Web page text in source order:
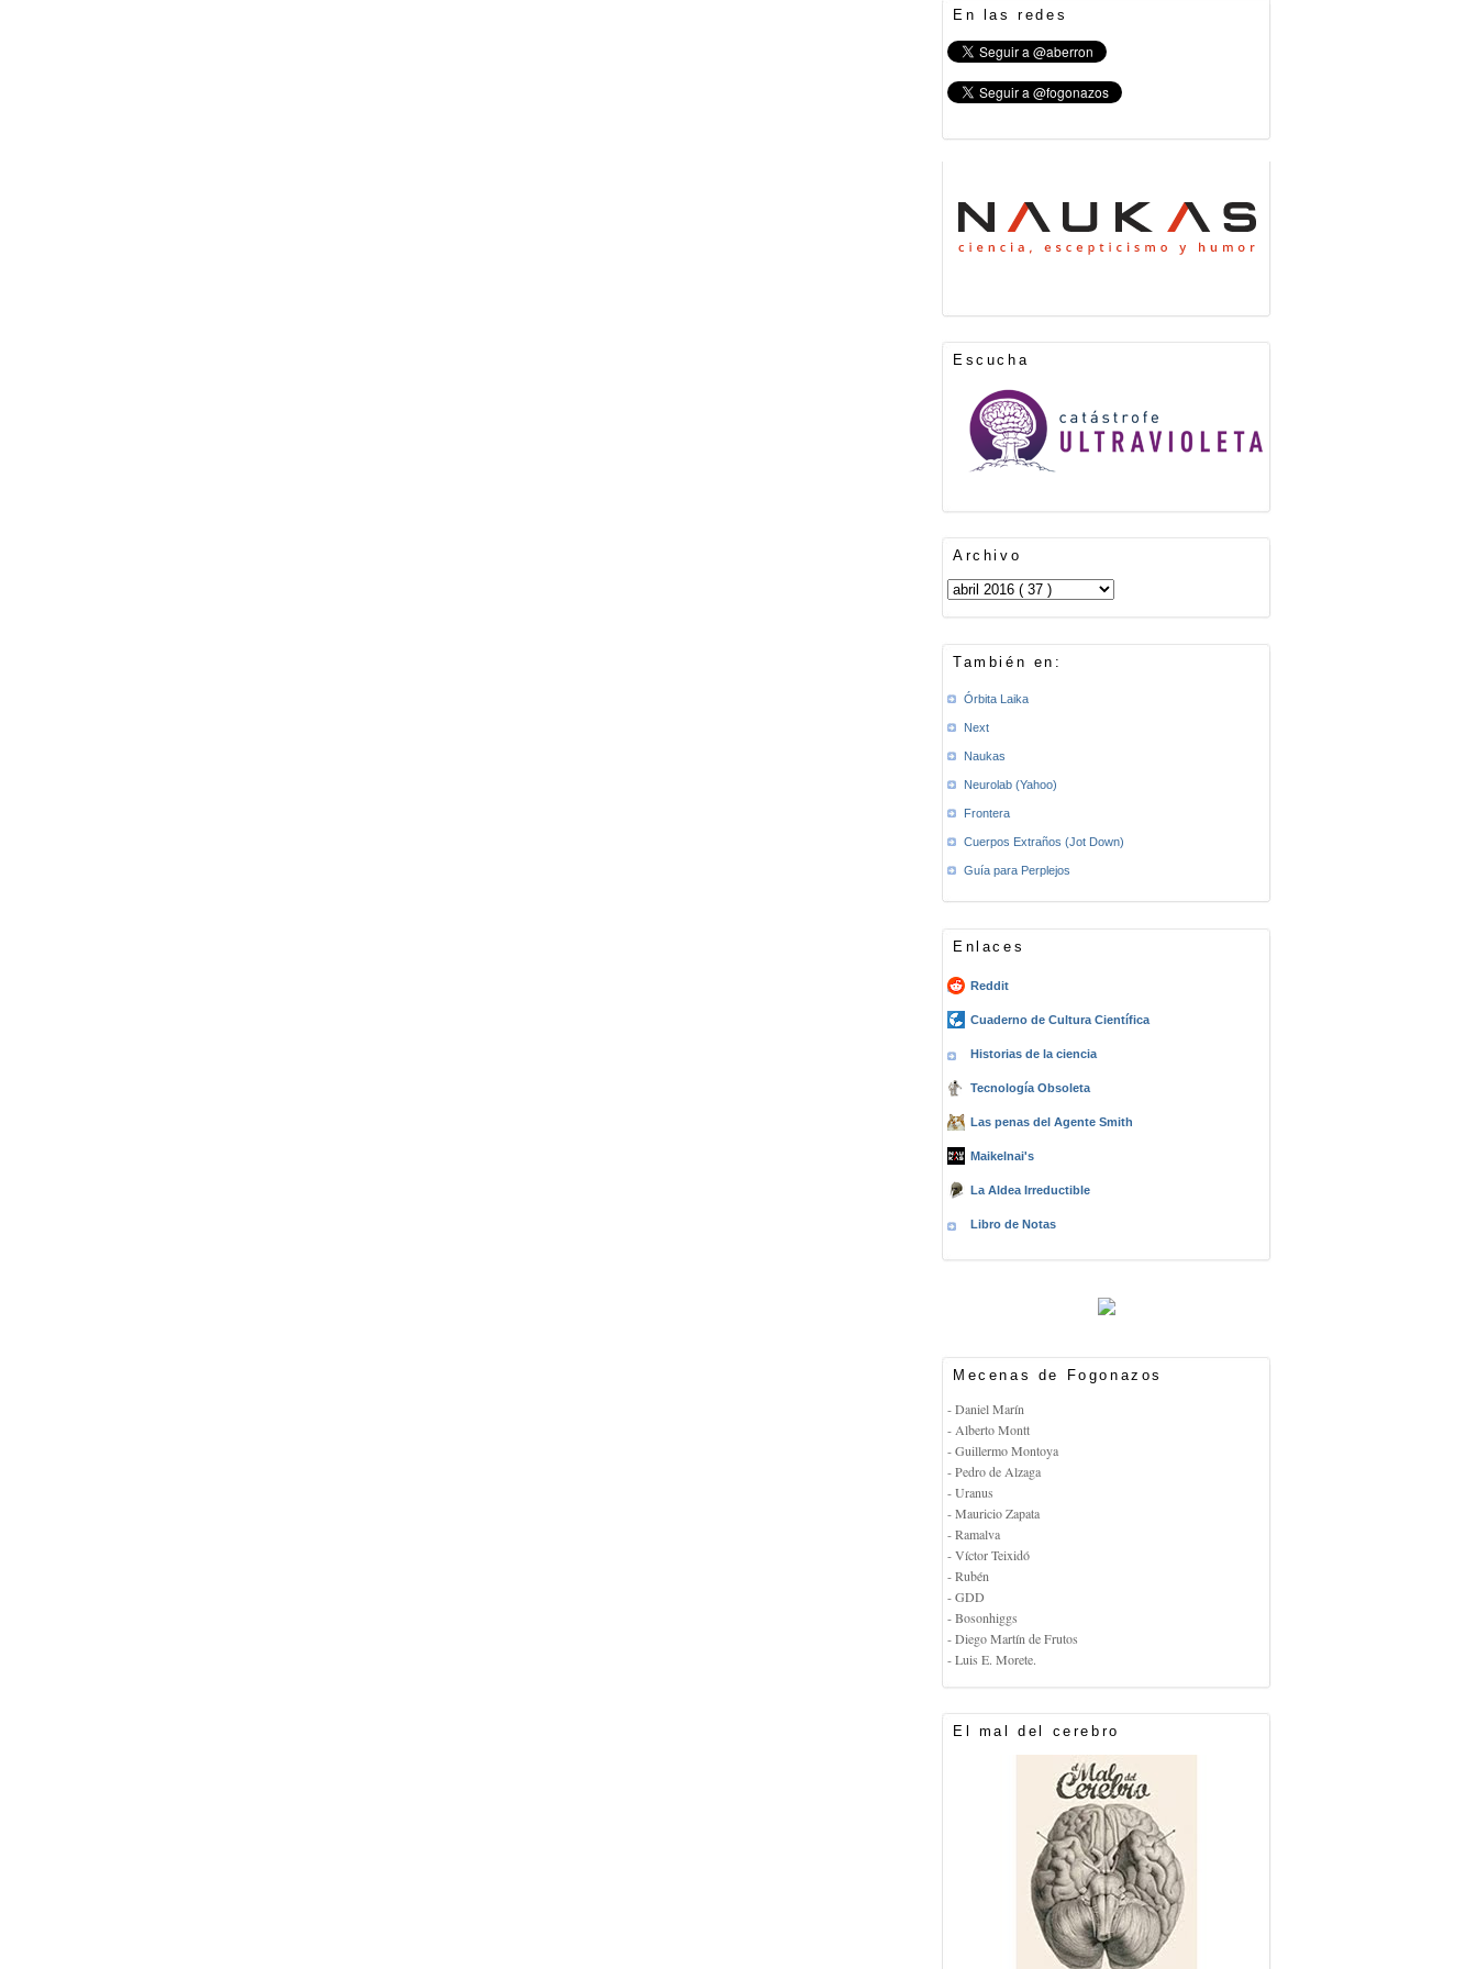
En las redes
Escucha
Archivo
También en:
Órbita Laika
Next
Naukas
Neurolab (Yahoo)
Frontera
Cuerpos Extraños (Jot Down)
Guía para Perplejos
Enlaces
Reddit
Cuaderno de Cultura Científica
Historias de la ciencia
Tecnología Obsoleta
Las penas del Agente Smith
Maikelnai's
La Aldea Irreductible
Libro de Notas
Mecenas de Fogonazos
- Daniel Marín
- Alberto Montt
- Guillermo Montoya
- Pedro de Alzaga
- Uranus
- Mauricio Zapata
- Ramalva
- Víctor Teixidó
- Rubén
- GDD
- Bosonhiggs
- Diego Martín de Frutos
- Luis E. Morete.
El mal del cerebro